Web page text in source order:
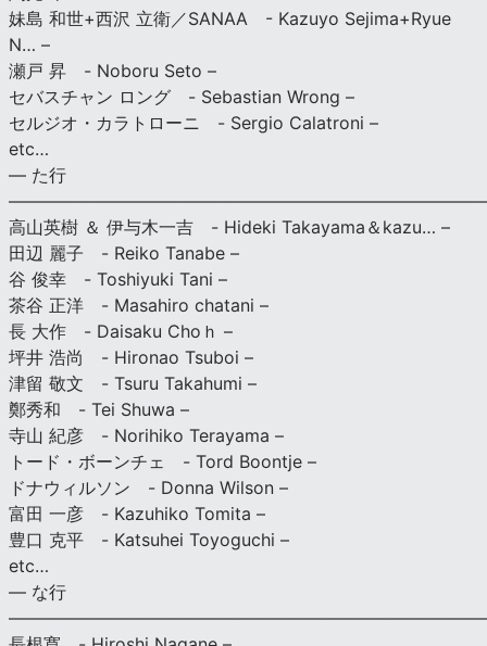
妹島 和世+西沢 立衛／SANAA - Kazuyo Sejima+Ryue
N… –
瀬戸 昇 - Noboru Seto –
セバスチャン ロング - Sebastian Wrong –
セルジオ・カラトローニ - Sergio Calatroni –
etc…
— た行
高山英樹 ＆ 伊与木一吉 - Hideki Takayama＆kazu… –
田辺 麗子 - Reiko Tanabe –
谷 俊幸 - Toshiyuki Tani –
茶谷 正洋 - Masahiro chatani –
長 大作 - Daisaku Choｈ –
坪井 浩尚 - Hironao Tsuboi –
津留 敬文 - Tsuru Takahumi –
鄭秀和 - Tei Shuwa –
寺山 紀彦 - Norihiko Terayama –
トード・ボーンチェ - Tord Boontje –
ドナウィルソン - Donna Wilson –
富田 一彦 - Kazuhiko Tomita –
豊口 克平 - Katsuhei Toyoguchi –
etc…
— な行